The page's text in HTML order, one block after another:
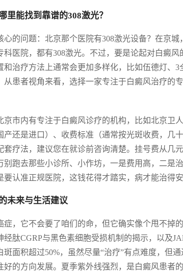
里能找到靠谱的308激光？
心的问题：北京那个医院有308激光设备？在京
科医院，都有308激光。不过，要是论起对白癜
和治疗方法上通常会更加多样化，比如伍德灯、
从患者视角来看，选择一家专注于白癜风治疗的
京市内有专注于白癜风诊疗的机构，比如北京卫
产还是进口）、收费标准（通常按光斑收费，几
套疗法，建议您在就诊前咨询清楚。挂号费从几
别跑去那些小诊所、小作坊，一是费用高，二是
要认准正规医院，这钱花得才踏实，病才能治得安
未来与生活建议
症，它不会要了咱们的命，但它确实像个甩不掉
经肽CGRP与黑色素细胞受损机制的揭示，以及
斑面积超过50%，虽然尽量“治疗”有点难度，但
好的方向发展。夏季紫外线强烈，是白癜风患者